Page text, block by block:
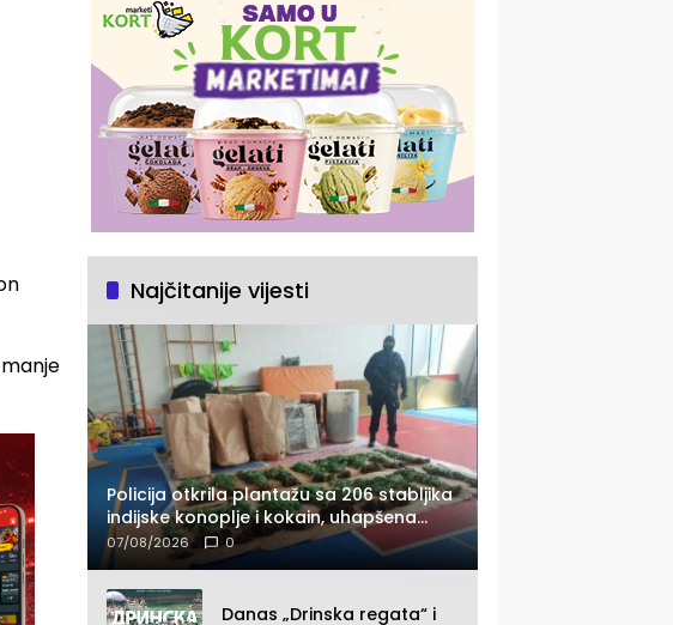
Najčitanije vijesti
Policija otkrila plantažu sa 206 stabljika
indijske konoplje i kokain, uhapšena
jedna osoba (FOTO)
07/08/2026 0
Danas „Drinska regata“ i